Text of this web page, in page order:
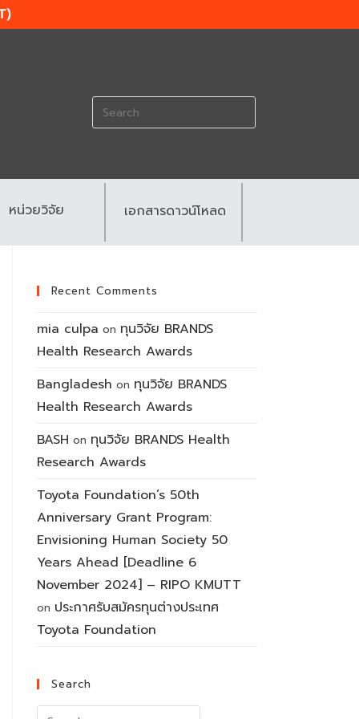
Search
for:
หน่วยวิจัย เอกสารดาวน์โหลด
Recent Comments
mia culpa on ทุนวิจัย BRANDS
Health Research Awards
Bangladesh on ทุนวิจัย BRANDS
Health Research Awards
BASH on ทุนวิจัย BRANDS Health
Research Awards
Toyota Foundation’s 50th
Anniversary Grant Program:
Envisioning Human Society 50
Years Ahead [Deadline 6
November 2024] – RIPO KMUTT
on ประกาศรับสมัครทุนต่างประเทศ
Toyota Foundation
Search
Search